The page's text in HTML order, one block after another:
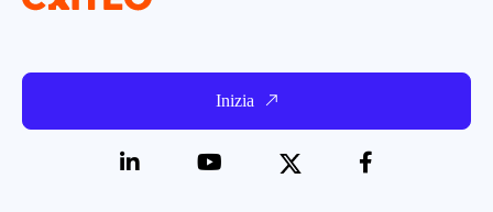
Inizia